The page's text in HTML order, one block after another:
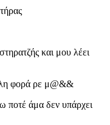
και μου λέει
φορά ρε μ@&&
ποτέ άμα δεν υπάρχει